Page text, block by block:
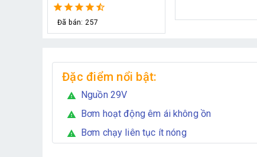
Đã bán: 320
Đặc điểm nổi bật:
warning Nguồn 29V
warning Bơm hoạt động êm ái không ồn
warning Bơm chạy liên tục ít nóng